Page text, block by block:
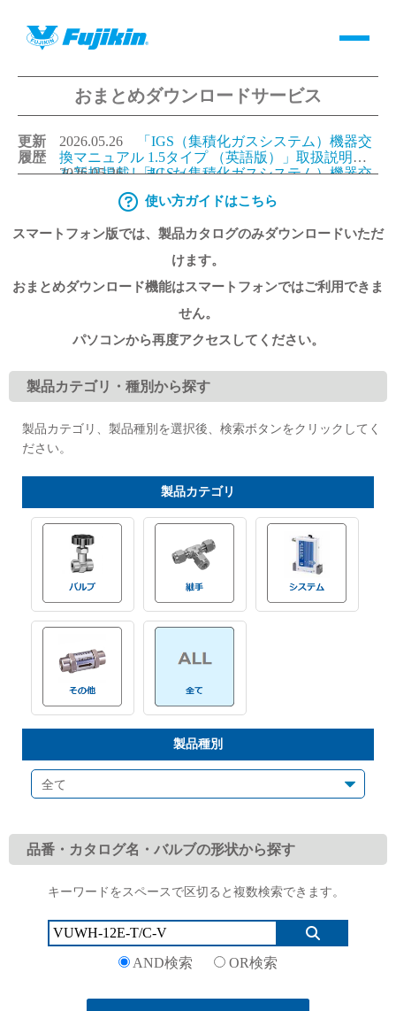
製品情報
バルブ・継手・システムを探す
製品カタログダウンロード
バルブと継手のきほん
説明会・講習会
ログイン
会社情報
Corporate Blog
採用情報
お問い合わせ
おまとめダウンロードサービス
更新
履歴
2026.05.26
「IGS（集積化ガスシステム）機器交
換マニュアル 1.5タイプ （英語版）」取扱説明書
を新規掲載しました。
2026.05.26「IGS（集積化ガスシステム）機器交
換マニュアル 1.125タイプ（英語版）」取扱説明書
を新規掲載しました。
2026.05.26「IGS（集積化ガスシステム）機器交
書を更新しました。
2026.05.26「IGS（集積化ガスシステム）機器交
換マニュアル 1.125タイプ（日本語版）」取扱説明
書を更新しました。
使い方ガイドはこちら
スマートフォン版では、製品カタログのみダウンロードいただ
けます。
おまとめダウンロード機能はスマートフォンではご利用できま
せん。
パソコンから再度アクセスしてください。
製品カテゴリ・種別から探す
製品カテゴリ、製品種別を選択後、検索ボタンをクリックしてく
ださい。
製品カテゴリ
製品種別
品番・カタログ名・バルブの形状から探す
キーワードをスペースで区切ると複数検索できます。
AND検索 OR検索